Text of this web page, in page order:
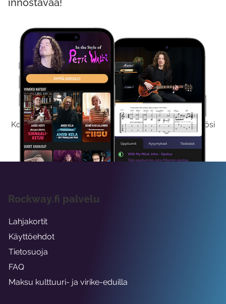
Kokeile Ilmaiseksi
Kokeilemalla ilmaiseksi saat koko sisältömme käyttöösi
viikon ajaksi.
innostavaa!
Rockway.fi palvelu
Lahjakortit
Käyttöehdot
Tietosuoja
FAQ
Maksu kulttuuri- ja virike-eduilla